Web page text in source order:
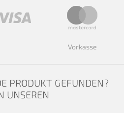
Vorkasse
PRODUKT GEFUNDEN?
UNSEREN